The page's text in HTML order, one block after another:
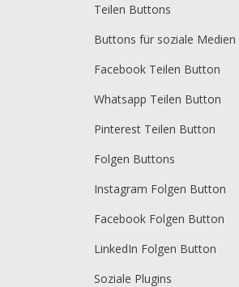
Teilen Buttons
Buttons für soziale Medien
Facebook Teilen Button
Whatsapp Teilen Button
Pinterest Teilen Button
Folgen Buttons
Instagram Folgen Button
Facebook Folgen Button
LinkedIn Folgen Button
Soziale Plugins